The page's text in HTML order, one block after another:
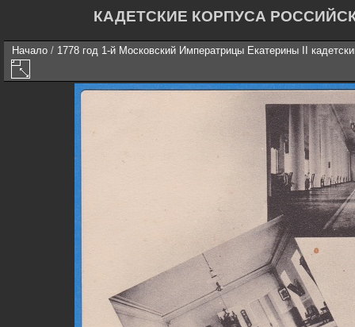
КАДЕТСКИЕ КОРПУСА
Начало / 1778 год 1-й Московский Императрицы Екатерины II